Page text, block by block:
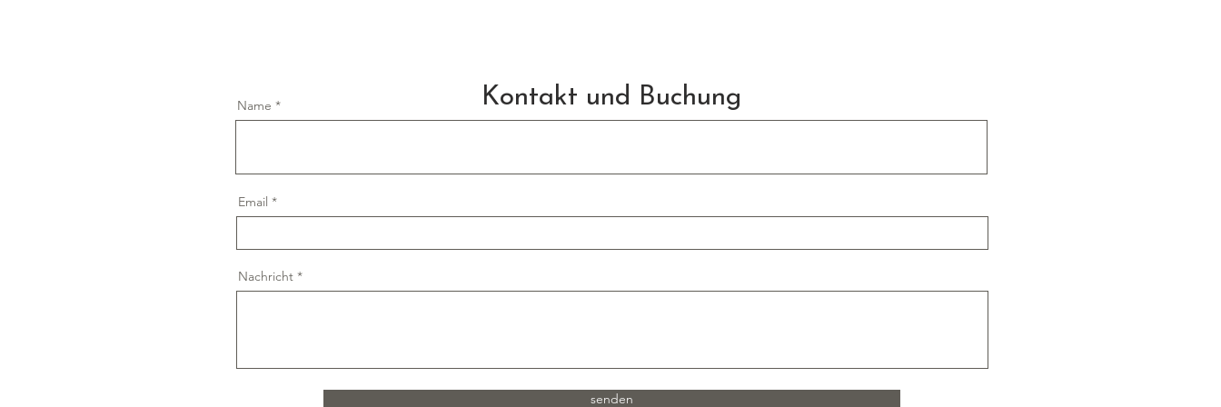
Kontakt und Buchung
Name
Email
Nachricht
senden